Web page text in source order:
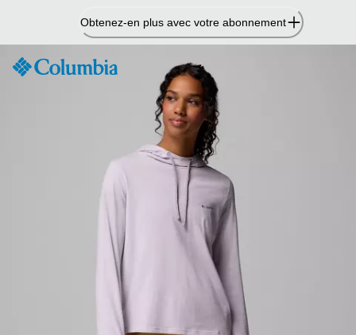
contenu
Obtenez-en plus avec votre abonnement